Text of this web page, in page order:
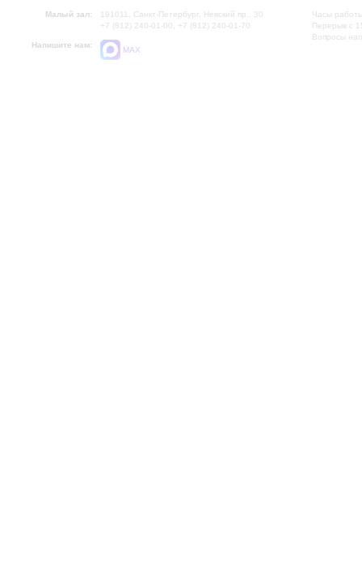
Малый зал:
191011, Санкт-Петербург, Невский пр., 30
+7 (812) 240-01-00, +7 (812) 240-01-70
Напишите нам:
MAX
Часы
Перерыв с
Вопросы